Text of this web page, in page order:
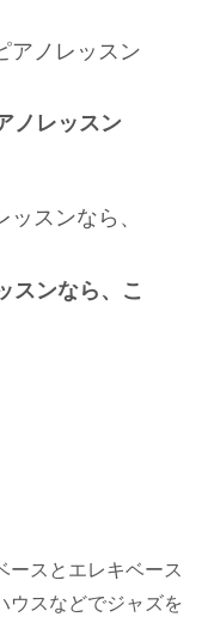
ノレッスン
スンなら、こ
ースとエレキベース
ウスなどでジャズを